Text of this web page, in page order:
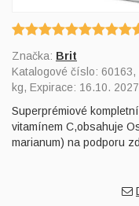
Značka: Brit
Katalogové číslo: 60163,
kg, Expirace: 16.10. 2027
Superprémiové
vitamínem C,obsahuje
marianum) na podporu